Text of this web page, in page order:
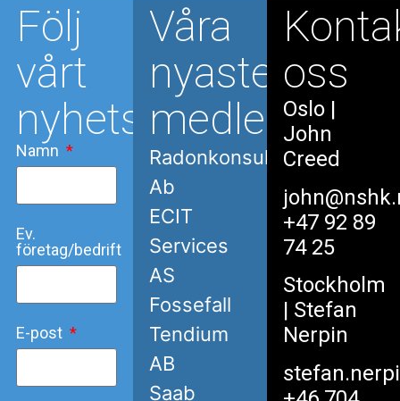
Följ
vårt
nyhetsbrev
Namn
Ev.
företag/bedrift
E-post
Våra
nyaste
medlemmar
Radonkonsult
Ab
ECIT
Services
AS
Fossefall
Tendium
AB
Saab
oss
Oslo|
John
Creed
+47 92 89
74 25
Stockholm
| Stefan
Nerpin